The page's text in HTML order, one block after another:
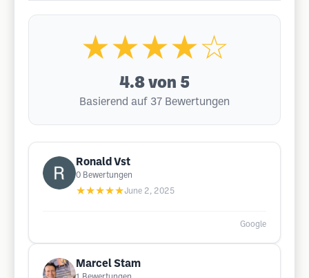
★★★★☆
4.8 von 5
Basierend auf 37 Bewertungen
Ronald Vst
0 Bewertungen
★★★★★June 2, 2025
Google
Marcel Stam